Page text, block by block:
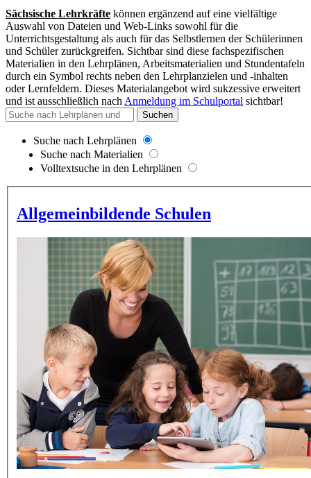
Sächsische Lehrkräfte können ergänzend auf eine vielfältige
Auswahl von Dateien und Web-Links sowohl für die
Unterrichtsgestaltung als auch für das Selbstlernen der Schülerinnen
und Schüler zurückgreifen. Sichtbar sind diese fachspezifischen
Materialien in den Lehrplänen, Arbeitsmaterialien und Stundentafeln
durch ein Symbol rechts neben den Lehrplanzielen und -inhalten
oder Lernfeldern. Dieses Materialangebot wird sukzessive erweitert
und ist ausschließlich nach Anmeldung im Schulportal sichtbar!
Suchen
Suche nach Lehrplänen
Suche nach Materialien
Volltextsuche in den Lehrplänen
Allgemeinbildende Schulen